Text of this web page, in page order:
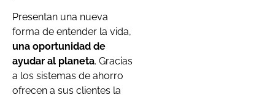
Presentan una nueva
forma de entender la vida,
una oportunidad de
ayudar al planeta. Gracias
a los sistemas de ahorro
ofrecen a sus clientes la